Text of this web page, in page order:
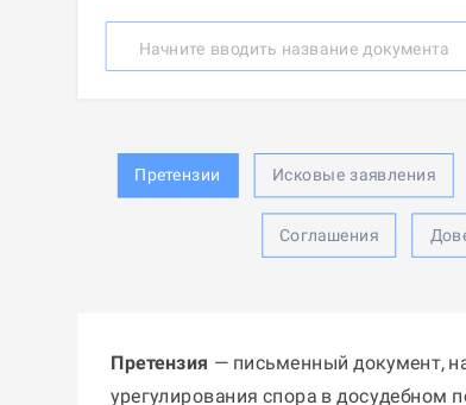
Начните вводить название документа
Претензии Исковые заявления
Соглашения
Претензия — письменный документ,
урегулирования спора в досудебном